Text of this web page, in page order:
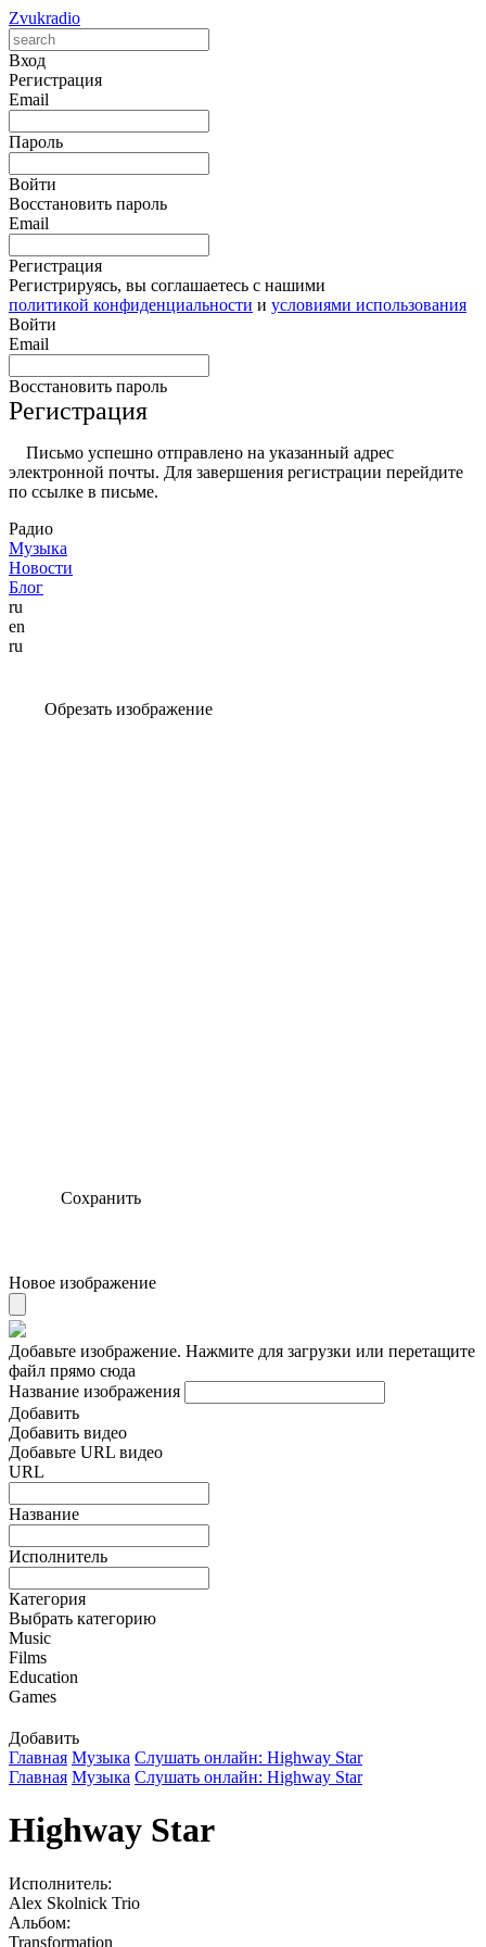
Zvukradio
Вход
Регистрация
Email
Пароль
Войти
Восстановить пароль
Email
Регистрация
Регистрируясь, вы соглашаетесь с нашими
политикой конфиденциальности и условиями использования
Войти
Email
Восстановить пароль
Регистрация
Письмо успешно отправлено на указанный адрес
электронной почты. Для завершения регистрации перейдите
по ссылке в письме.
Радио
Музыка
Новости
Блог
ru
en
ru
Обрезать изображение
Сохранить
Новое изображение
Добавьте изображение. Нажмите для загрузки или перетащите
файл прямо сюда
Название изображения
Добавить
Добавить видео
Добавьте URL видео
URL
Название
Исполнитель
Категория
Выбрать категорию
Music
Films
Education
Games
Добавить
Главная Музыка Слушать онлайн: Highway Star
Главная Музыка Слушать онлайн: Highway Star
Highway Star
Исполнитель:
Alex Skolnick Trio
Альбом:
Transformation